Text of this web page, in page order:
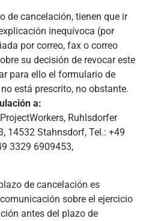
de cancelación, tienen que ir
inequívoca (por
por correo, fax o correo
su decisión de revocar este
para ello el formulario de
está prescrito, no obstante.
a:
Ruhlsdorfer
14532 Stahnsdorf, Tel.: +49
3329 6909453,
de cancelación es
sobre el ejercicio
antes del plazo de